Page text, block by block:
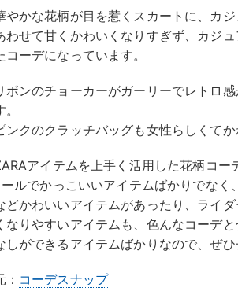
やかな花柄が目を惹くスカートに、カ
わせて甘くかわいくなりすぎず、カジ
コーデになっています。
ボンのチョーカーがガーリーでレトロ
ンクのクラッチバッグも女性らしくて
アイテムを上手く活用した花柄コー
ルでかっこいいアイテムばかりでなく
どかわいいアイテムがあったり、ライ
なりやすいアイテムも、色んなコーデ
しができるアイテムばかりなので、ぜ
コーデスナップ